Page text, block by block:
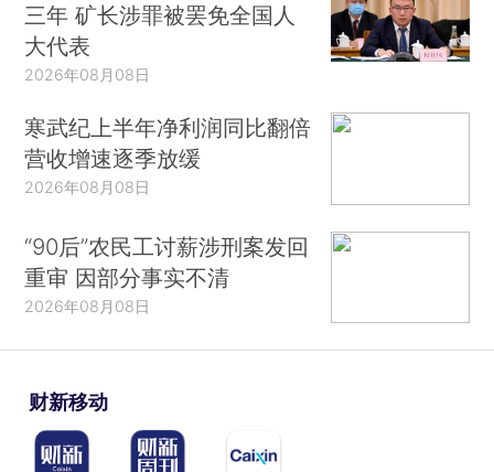
三年 矿长涉罪被罢免全国人
大代表
2026年08月08日
寒武纪上半年净利润同比翻倍
营收增速逐季放缓
2026年08月08日
“90后”农民工讨薪涉刑案发回
重审 因部分事实不清
2026年08月08日
财新移动